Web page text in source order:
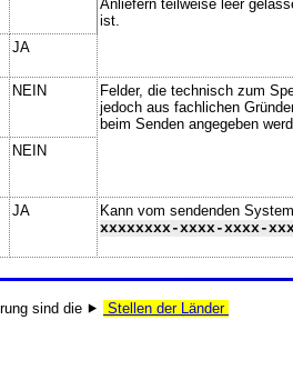
Anliefern teilweise leer
ist.
JA
NEIN
Felder, die technisch zum
jedoch aus fachlichen
beim Senden angegeben
NEIN
JA
Kann vom sendenden
xxxxxxxx-xxxx-xxxx-
sind die ⯈
Stellen der Länder